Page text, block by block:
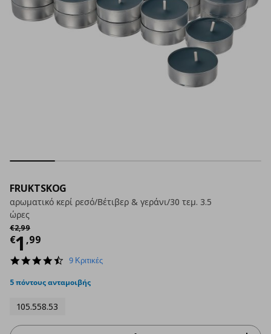
FRUKTSKOG
αρωματικό κερί ρεσό/Βέτιβερ & γεράνι/30 τεμ. 3.5
ώρες
€2,99
Αρχική τιμή
€1 ,99
Τρέχουσα τιμή
4.3
rating
9 Κριτικές
5 πόντους ανταμοιβής
105.558.53